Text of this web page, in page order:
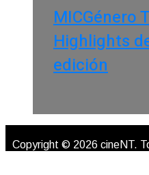
MICGénero
Highlights
edición
Copyright © 2026 cineNT.